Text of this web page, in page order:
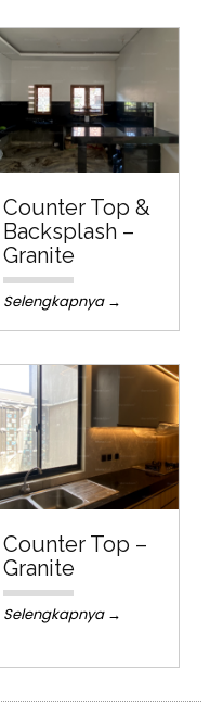
Counter Top &
Backsplash –
Granite
Selengkapnya →
Counter Top –
Granite
Selengkapnya →